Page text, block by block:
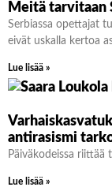
Meitä tarvitaan
Serbiassa opettajat
eivät uskalla kertoa
Lue lisää »
antirasismi
Päiväkodeissa riittää
Lue lisää »